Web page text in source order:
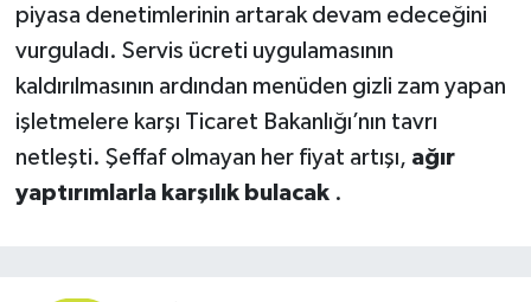
piyasa denetimlerinin artarak devam edeceğini
vurguladı. Servis ücreti uygulamasının
kaldırılmasının ardından menüden gizli zam yapan
işletmelere karşı Ticaret Bakanlığı’nın tavrı
netleşti. Şeffaf olmayan her fiyat artışı, ağır
yaptırımlarla karşılık bulacak.